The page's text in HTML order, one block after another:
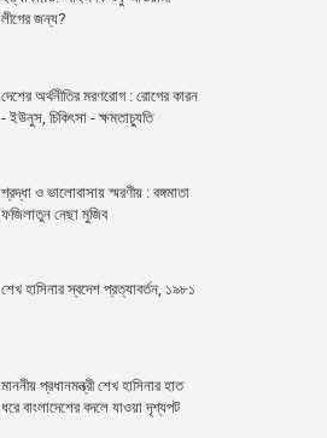
লীগের জন্য?
দেশের অর্থনীতির মরণরোগ : রোগের কারন
- ইউনুস, চিকিৎসা - ক্ষমতাচ্যুতি
শ্রদ্ধা ও ভালোবাসায় স্মরণীয় : বঙ্গমাতা
ফজিলাতুন নেছা মুজিব
শেখ হাসিনার স্বদেশ প্রত্যাবর্তন, ১৯৮১
মাননীয় প্রধানমন্ত্রী শেখ হাসিনার হাত
ধরে বাংলাদেশের বদলে যাওয়া দৃশ্যপট